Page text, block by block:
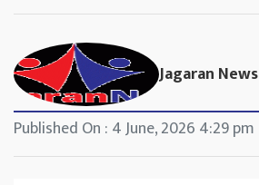
Jagaran News
Published On : 4 June, 2026 4:29 pm